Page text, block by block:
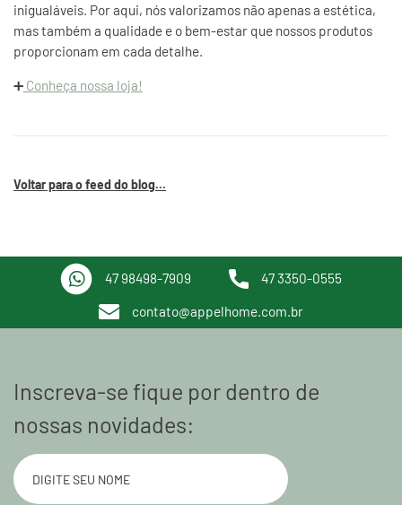
inigualáveis. Por aqui, nós valorizamos não apenas a estética,
mas também a qualidade e o bem-estar que nossos produtos
proporcionam em cada detalhe.
➕ Conheça nossa loja!
Voltar para o feed do blog...
47 98498-7909 47 3350-0555
contato@appelhome.com.br
Inscreva-se fique por dentro de
nossas novidades: